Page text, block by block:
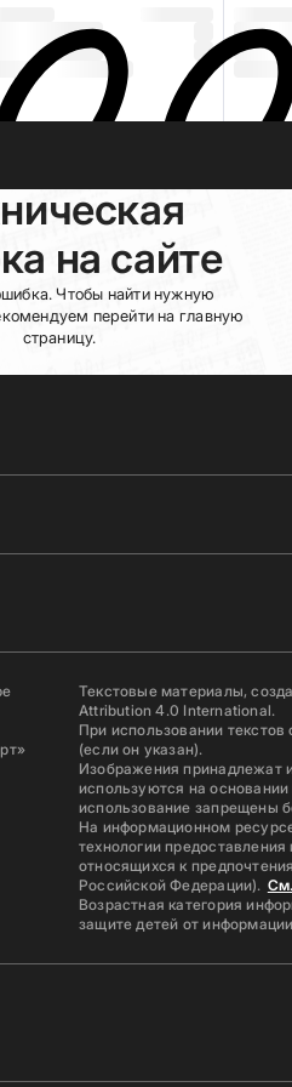
на сайте
Чтобы найти нужную
перейти на главную
страницу.
Текстовые материалы,
Attribution 4.0 International.
При использовании текстов
(если он указан).
Изображения принадлежат
используются на
использование запрещены
На информационном
технологии
относящихся к
Российской Федерации).
Возрастная категория
защите детей от